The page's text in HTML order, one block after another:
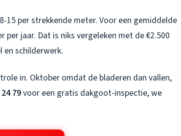
15 per strekkende meter. Voor een gemiddelde
per jaar. Dat is niks vergeleken met de €2.500
en schilderwerk.
in. Oktober omdat de bladeren dan vallen,
79voor een gratis dakgoot-inspectie, we